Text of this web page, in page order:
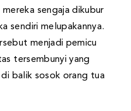
sengaja dikubur
sendiri melupakannya.
menjadi pemicu
tersembunyi yang
balik sosok orang tua